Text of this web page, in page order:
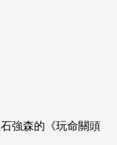
強森的《玩命關頭